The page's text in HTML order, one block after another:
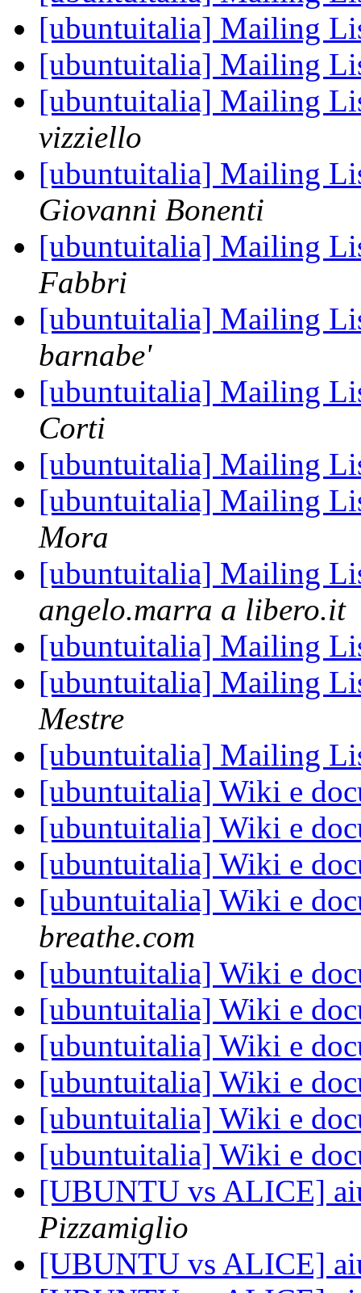
[ubuntuitalia] Mailing
[ubuntuitalia] Mailing
[ubuntuitalia] Mailing
vizziello
[ubuntuitalia] Mailing
Giovanni Bonenti
[ubuntuitalia] Mailing
Fabbri
[ubuntuitalia] Mailing
barnabe'
[ubuntuitalia] Mailing
Corti
[ubuntuitalia] Mailing
[ubuntuitalia] Mailing
Mora
[ubuntuitalia] Mailing
angelo.marra a libero.it
[ubuntuitalia] Mailing
[ubuntuitalia] Mailing
Mestre
[ubuntuitalia] Mailing
[ubuntuitalia] Wiki e
[ubuntuitalia] Wiki e
[ubuntuitalia] Wiki e
[ubuntuitalia] Wiki e
breathe.com
[ubuntuitalia] Wiki e
[ubuntuitalia] Wiki e
[ubuntuitalia] Wiki e
[ubuntuitalia] Wiki e
[ubuntuitalia] Wiki e
[ubuntuitalia] Wiki e
[UBUNTU vs ALICE]
Pizzamiglio
[UBUNTU vs ALICE]